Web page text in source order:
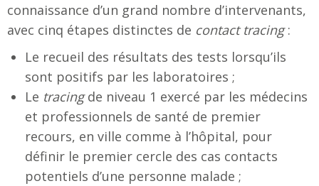
connaissance d’un grand nombre d’intervenants,
avec cinq étapes distinctes de contact tracing:
Le recueil des résultats des tests lorsqu’ils
sont positifs par les laboratoires ;
Le tracingde niveau 1 exercé par les médecins
et professionnels de santé de premier
recours, en ville comme à l’hôpital, pour
définir le premier cercle des cas contacts
potentiels d’une personne malade ;